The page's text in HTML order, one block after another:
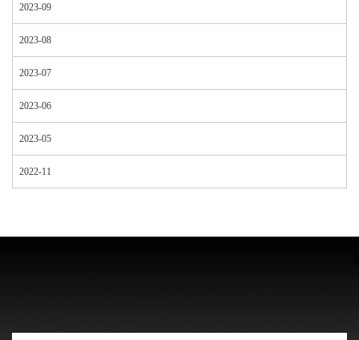
2023-09
2023-08
2023-07
2023-06
2023-05
2022-11